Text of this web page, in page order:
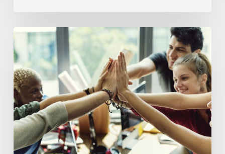
Jeu
de
pronostics
en
entreprise
:
boostez
la
cohésion
d’équipe